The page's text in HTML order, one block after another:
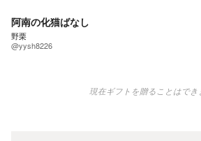
阿南の化猫ばなし
野栗
@yysh8226
現在ギフトを贈ることはでき